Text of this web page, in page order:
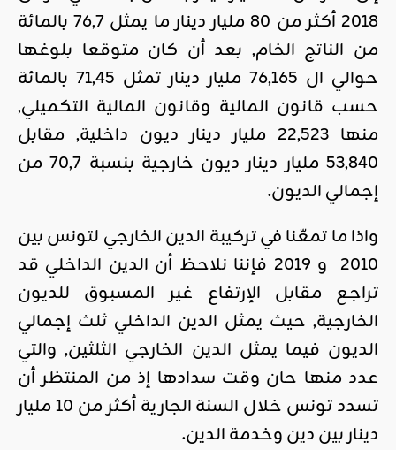
2018 أكثر من 80 مليار دينار ما يمثل 76,7 بالمائة
من الناتج الخام, بعد أن كان متوقعا بلوغها
حوالي ال 76,165 مليار دينار تمثل 71,45 بالمائة
حسب قانون المالية وقانون المالية التكميلي,
منها 22,523 مليار دينار ديون داخلية, مقابل
53,840 مليار دينار ديون خارجية بنسبة 70,7 من
إجمالي الديون.
واذا ما تمعّنا في تركيبة الدين الخارجي لتونس بين
2010 و 2019 فإننا نلاحظ أن الدين الداخلي قد
تراجع مقابل الإرتفاع غير المسبوق للديون
الخارجية, حيث يمثل الدين الداخلي ثلث إجمالي
الديون فيما يمثل الدين الخارجي الثلثين, والتي
عدد منها حان وقت سدادها إذ من المنتظر أن
تسدد تونس خلال السنة الجارية أكثر من 10 مليار
دينار بين دين وخدمة الدين.